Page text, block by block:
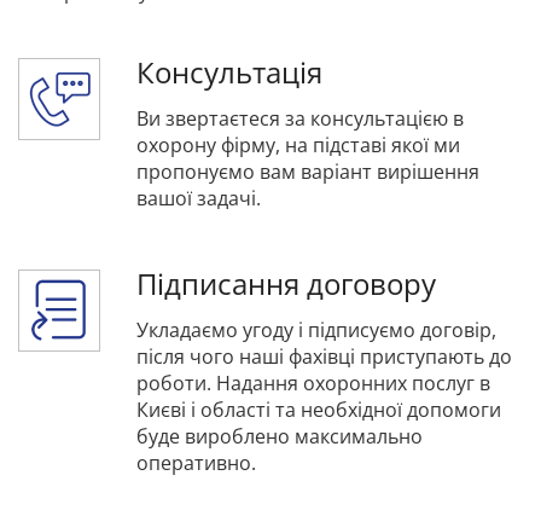
Консультація
Ви звертаєтеся за консультацією в
охорону фірму, на підставі якої ми
пропонуємо вам варіант вирішення
вашої задачі.
Підписання договору
Укладаємо угоду і підписуємо договір,
після чого наші фахівці приступають до
роботи. Надання охоронних послуг в
Києві і області та необхідної допомоги
буде вироблено максимально
оперативно.